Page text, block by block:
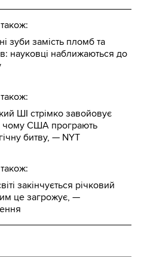
зуби замість пломб та
науковці наближаються до
ШІ стрімко завойовує
чому США програють
битву, — NYT
закінчується річковий
це загрожує, —